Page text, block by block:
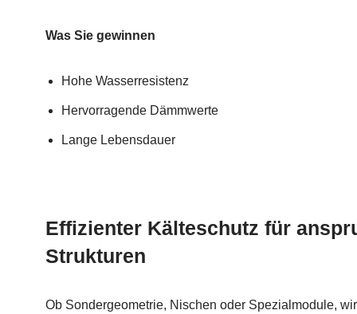
Was Sie gewinnen
Hohe Wasserresistenz
Hervorragende Dämmwerte
Lange Lebensdauer
Effizienter Kälteschutz für
Strukturen
Ob Sondergeometrie, Nischen oder Spezialmodule,